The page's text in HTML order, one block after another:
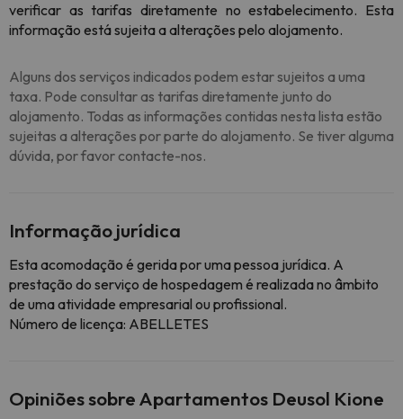
verificar as tarifas diretamente no estabelecimento. Esta
informação está sujeita a alterações pelo alojamento.
Alguns dos serviços indicados podem estar sujeitos a uma
taxa. Pode consultar as tarifas diretamente junto do
alojamento. Todas as informações contidas nesta lista estão
sujeitas a alterações por parte do alojamento. Se tiver alguma
dúvida, por favor contacte-nos.
Informação jurídica
Esta acomodação é gerida por uma pessoa jurídica. A
prestação do serviço de hospedagem é realizada no âmbito
de uma atividade empresarial ou profissional.
Número de licença: ABELLETES
Opiniões sobre Apartamentos Deusol Kione